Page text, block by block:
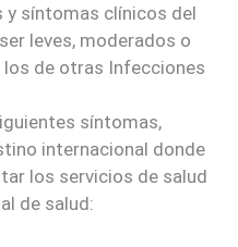
y síntomas clínicos del
leves, moderados o
los de otras Infecciones
síntomas,
internacional donde
los servicios de salud
de salud: